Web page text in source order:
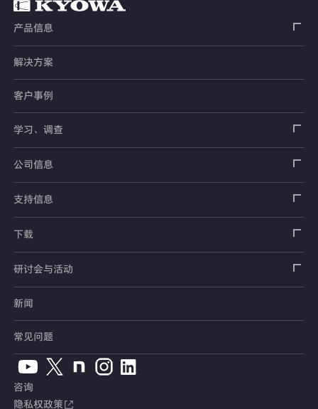
产品信息
应变片
传感器
载荷传感器
加速度传感器
压力传感器
土木用传感器
载荷传感器
土压计
倾斜计
钢筋计
汽车用传感器
安全带拉力传感器
手刹・变速杆操作力传感器
人体假人传感器
测量器
指示器和显示器
校验器
软件
测量系统
交通系统（铁路）
汽车用测量系统
土木用测量系统
电桥盒
电缆・接头
附件
产品、服务Topics
解决方案
客户事例
学习、调查
应变片
传感器
测量仪器
看视频了解仪器的使用方法
公司信息
销售网络
公司概况
支持信息
安全数据表（SDS）
产品目录、资料下载
停产产品一览
销售网络
常见问题
下载
产品目录
使用说明书
CAD数据
软件版本升级
综合产品目录
研讨会与活动
展览会
新闻
常见问题
咨询
隐私权政策